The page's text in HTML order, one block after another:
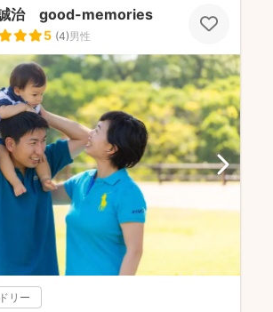
治 good-memories
5 (4)男性
リー